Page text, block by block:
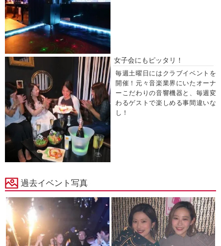
女子会にもピッタリ！
毎週土曜日にはクラブイベントを
開催！元々音楽業界にいたオーナ
ーこだわりの音響機器と、毎週変
わるゲストで楽しめる事間違いな
し！
過去イベント写真